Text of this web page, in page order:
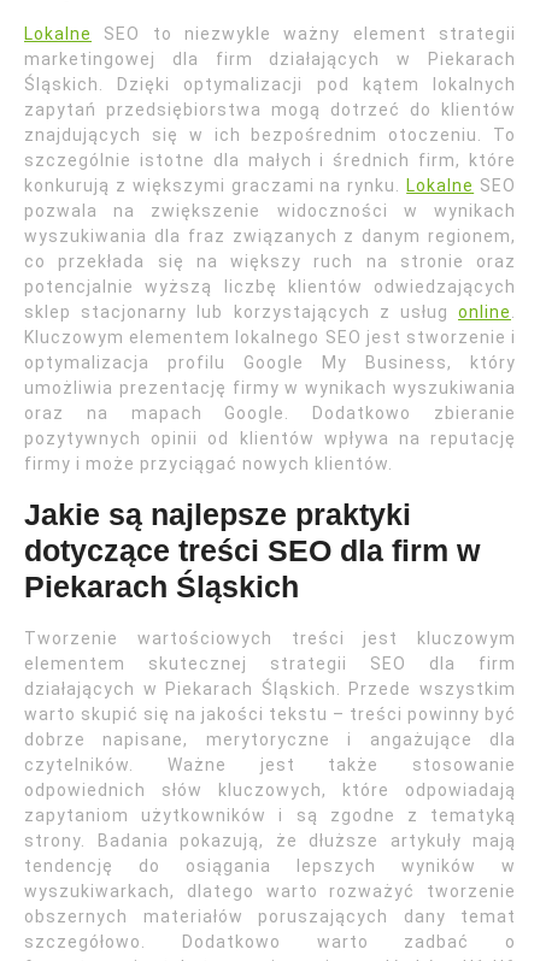
Lokalne
SEO to niezwykle ważny element strategii
marketingowej dla firm działających w Piekarach
Śląskich. Dzięki optymalizacji pod kątem lokalnych
zapytań przedsiębiorstwa mogą dotrzeć do klientów
znajdujących się w ich bezpośrednim otoczeniu. To
szczególnie istotne dla małych i średnich firm, które
konkurują z większymi graczami na rynku.
Lokalne SEO
pozwala na zwiększenie widoczności w wynikach
wyszukiwania dla fraz związanych z danym regionem,
co przekłada się na większy ruch na stronie oraz
potencjalnie wyższą liczbę klientów odwiedzających
sklep stacjonarny lub korzystających z usług online
Kluczowym elementem lokalnego SEO jest stworzenie i
optymalizacja profilu Google My Business, który
umożliwia prezentację firmy w wynikach wyszukiwania
oraz na mapach Google. Dodatkowo zbieranie
pozytywnych opinii od klientów wpływa na reputację
firmy i może przyciągać nowych klientów.
Jakie są najlepsze praktyki
dotyczące treści SEO dla firm w
Piekarach Śląskich
Tworzenie wartościowych treści jest kluczowym
elementem skutecznej strategii SEO dla firm
działających w Piekarach Śląskich. Przede wszystkim
warto skupić się na jakości tekstu – treści powinny być
dobrze napisane, merytoryczne i angażujące dla
czytelników. Ważne jest także stosowanie
odpowiednich słów kluczowych, które odpowiadają
zapytaniom użytkowników i są zgodne z tematyką
strony. Badania pokazują, że dłuższe artykuły mają
tendencję do osiągania lepszych wyników w
wyszukiwarkach, dlatego warto rozważyć tworzenie
obszernych materiałów poruszających dany temat
szczegółowo. Dodatkowo warto zadbać o